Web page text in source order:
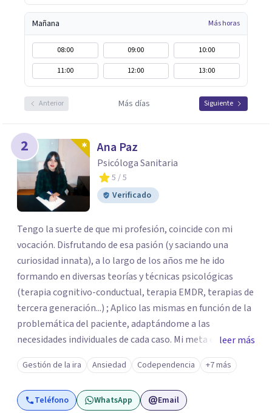
Mañana Más horas
08:00 09:00
10:00
11:00
12:00 13:00
Anterior Más días Siguiente
2 Ana Paz
Psicóloga Sanitaria
5 / 5
Verificado
Tengo la suerte de que mi profesión, coincide con mi
vocación. Disfrutando de esa pasión (y saciando una
curiosidad innata), a lo largo de los años me he ido
formando en diversas teorías y técnicas psicológicas
(terapia cognitivo-conductual, terapia EMDR, terapias de
tercera generación...) ; Aplico las mismas en función de la
problemática del paciente, adaptándome a las
necesidades individuales de cada caso. Mi meta es que el
paciente adquiera las estrategias psicoemocionales que
necesita para alcanzar su bienestar, interiorizando las
mismas y convirtiendo estas herramientas en un
amortiguador ante diversos acontecimientos vitales
leer más
Gestión de la ira Ansiedad Codependencia +7 más
Teléfono WhatsApp Email